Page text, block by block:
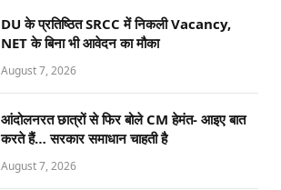
DU के प्रतिष्ठित SRCC में निकली Vacancy,
NET के बिना भी आवेदन का मौका
August 7, 2026
आंदोलनरत छात्रों से फिर बोले CM हेमंत- आइए बात
करते हैं… सरकार समाधान चाहती है
August 7, 2026